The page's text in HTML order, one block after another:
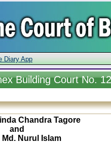
Diary App
Building Court No. 12
Chandra Tagore
and
Nurul Islam